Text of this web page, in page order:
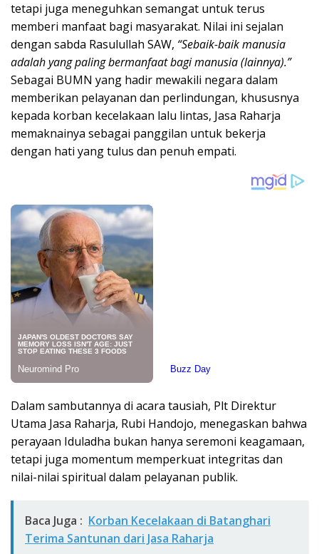
tetapi juga meneguhkan semangat untuk terus
memberi manfaat bagi masyarakat. Nilai ini sejalan
dengan sabda Rasulullah SAW, “Sebaik-baik manusia
adalah yang paling bermanfaat bagi manusia (lainnya).”
Sebagai BUMN yang hadir mewakili negara dalam
memberikan pelayanan dan perlindungan, khususnya
kepada korban kecelakaan lalu lintas, Jasa Raharja
memaknainya sebagai panggilan untuk bekerja
dengan hati yang tulus dan penuh empati.
Dalam sambutannya di acara tausiah, Plt Direktur
Utama Jasa Raharja, Rubi Handojo, menegaskan bahwa
perayaan Iduladha bukan hanya seremoni keagamaan,
tetapi juga momentum memperkuat integritas dan
nilai-nilai spiritual dalam pelayanan publik.
Baca Juga : Korban Kecelakaan di Batanghari
Terima Santunan dari Jasa Raharja